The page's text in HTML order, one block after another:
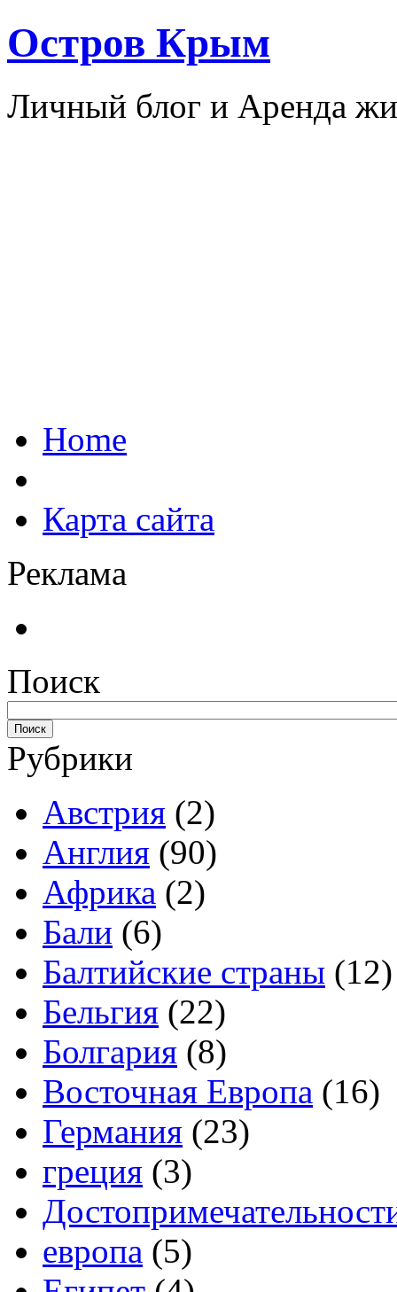
Остров Крым
Личный блог и Аренда
Home
Карта сайта
Реклама
Поиск
Рубрики
Австрия (2)
Англия (90)
Африка (2)
Бали (6)
Балтийские страны (12)
Бельгия (22)
Болгария (8)
Восточная Европа (16)
Германия (23)
греция (3)
европа (5)